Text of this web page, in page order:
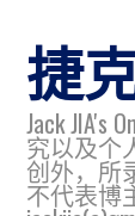
捷
Jack JIA's
究以及个
创外，所
不代表博